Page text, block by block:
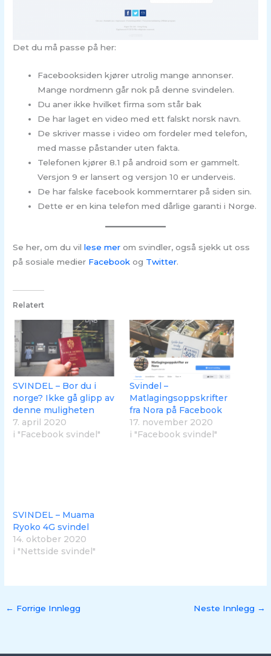
Det du må passe på her:
Facebooksiden kjører utrolig mange annonser.
Mange nordmenn går nok på denne svindelen.
Du aner ikke hvilket firma som står bak
De har laget en video med ett falskt norsk navn.
De skriver masse i video om fordeler med telefon,
med masse påstander uten fakta.
Telefonen kjører 8.1 på android som er gammelt.
Versjon 9 er lansert og versjon 10 er underveis.
De har falske facebook kommerntarer på siden sin.
Dette er en kina telefon med dårlige garanti i Norge.
Se her, om du villese mer om svindler, også sjekk ut oss
på sosiale medier Facebookog Twitter.
Relatert
SVINDEL – Bor du i
norge? Ikke gå glipp av
denne muligheten
7. april 2020
i "Facebook svindel"
Svindel –
Matlagingsoppskrifter
fra Nora på Facebook
17. november 2020
i "Facebook svindel"
SVINDEL – Muama
Ryoko 4G svindel
14. oktober 2020
i "Nettside svindel"
← Forrige Innlegg Neste Innlegg →